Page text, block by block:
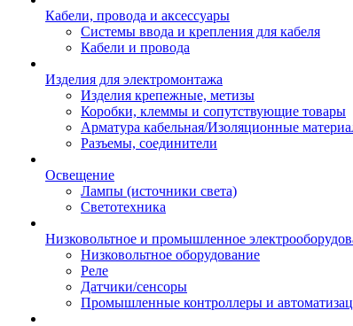
Кабели, провода и аксессуары
Системы ввода и крепления для кабеля
Кабели и провода
Изделия для электромонтажа
Изделия крепежные, метизы
Коробки, клеммы и сопутствующие товары
Арматура кабельная/Изоляционные
Разъемы, соединители
Освещение
Лампы (источники света)
Светотехника
Низковольтное и промышленное
Низковольтное оборудование
Реле
Датчики/сенсоры
Промышленные контроллеры и